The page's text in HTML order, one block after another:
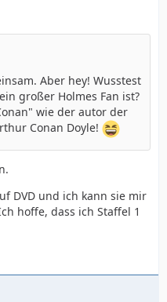
Aber hey! Wusstest
großer Holmes Fan ist?
wie der autor der
Conan Doyle!
DVD und ich kann sie mir
hoffe, dass ich Staffel 1